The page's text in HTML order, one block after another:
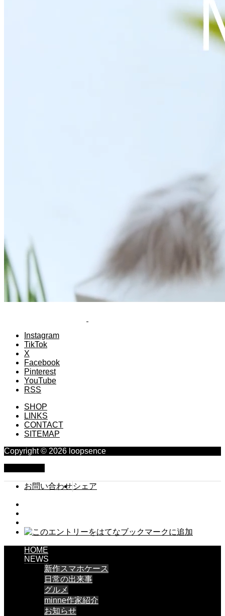
Instagram
TikTok
X
Facebook
Pinterest
YouTube
RSS
SHOP
LINKS
CONTACT
SITEMAP
Copyright © 2026 loopsence
お問い合わせシェア
HOME
NEWS
新作スマホケース
日常の出来事
グルメ
minne作家紹介
お知らせ